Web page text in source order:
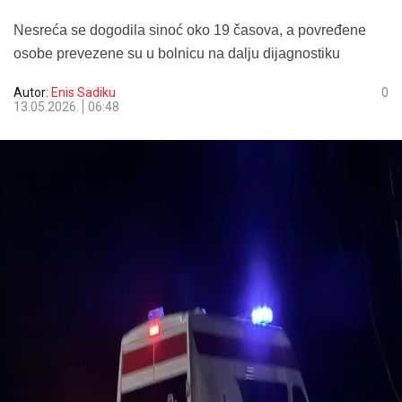
Nesreća se dogodila sinoć oko 19 časova, a povređene
osobe prevezene su u bolnicu na dalju dijagnostiku
Autor: Enis Sadiku
13.05.2026.
06:48
0